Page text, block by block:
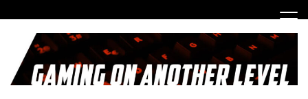
to
content